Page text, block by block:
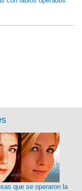
que se operaron la